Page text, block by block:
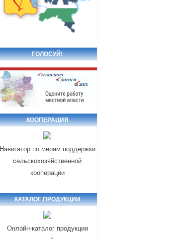
ГОЛОСУЙ!
КООПЕРАЦИЯ
Навигатор по мерам поддержки
сельскохозяйственной
кооперации
КАТАЛОГ ПРОДУКЦИИ
Онлайн-каталог продукции